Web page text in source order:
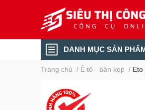
DANH MỤC SẢN
Trang chủ / Ê tô - bàn kẹp /